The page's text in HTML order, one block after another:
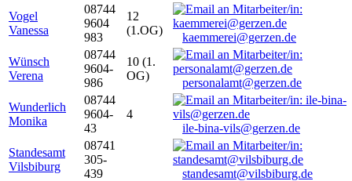
Vogel
Vanessa
08744
9604
983
12
(1.OG)
kaemmerei@gerzen.de
Wünsch
Verena
08744
9604-
986
10 (1.
OG)
personalamt@gerzen.de
Wunderlich
Monika
08744
9604-
43
4
ile-bina-vils@gerzen.de
Standesamt
Vilsbiburg
08741
305-
439
standesamt@vilsbiburg.de